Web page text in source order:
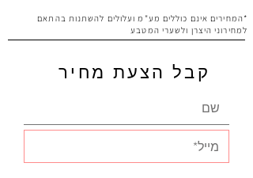
*המחירים אינם כוללים מע"מ ועלולים להשתנות בהתאם
למחירוני היצרן ולשערי המטבע
קבל הצעת מחיר